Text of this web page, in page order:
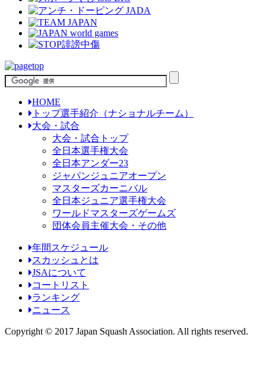
HOME
トップ選手紹介（ナショナルチーム）
大会・試合
大会・試合トップ
全日本選手権大会
全日本アンダー23
ジャパンジュニアオープン
マスターズカーニバル
全日本ジュニア選手権大会
ワールドマスターズゲームズ
団体会員主催大会・その他
年間スケジュール
スカッシュとは
JSAについて
コートリスト
ランキング
ニュース
Copyright © 2017 Japan Squash Association. All rights reserved.